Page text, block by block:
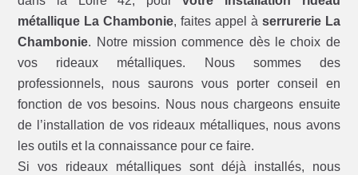
métallique La Chambonie, faites appel à serrurerie La
Chambonie. Notre mission commence dès le choix de
vos rideaux métalliques. Nous sommes des
professionnels, nous saurons vous porter conseil en
fonction de vos besoins. Nous nous chargeons ensuite
de l’installation de vos rideaux métalliques, nous avons
les outils et la connaissance pour ce faire.
Si vos rideaux métalliques sont déjà installés, nous